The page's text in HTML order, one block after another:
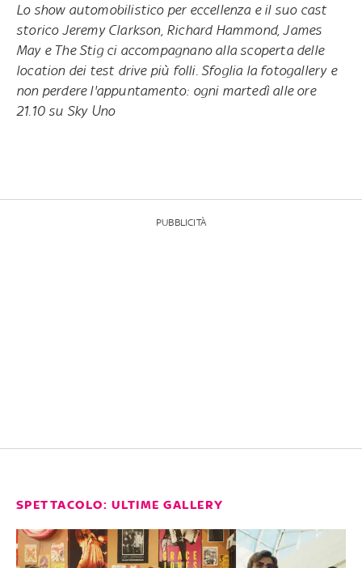
Lo show automobilistico per eccellenza e il suo cast
storico Jeremy Clarkson, Richard Hammond, James
May e The Stig ci accompagnano alla scoperta delle
location dei test drive più folli. Sfoglia la fotogallery e
non perdere l'appuntamento: ogni martedì alle ore
21.10 su Sky Uno
PUBBLICITÀ
SPETTACOLO: ULTIME GALLERY